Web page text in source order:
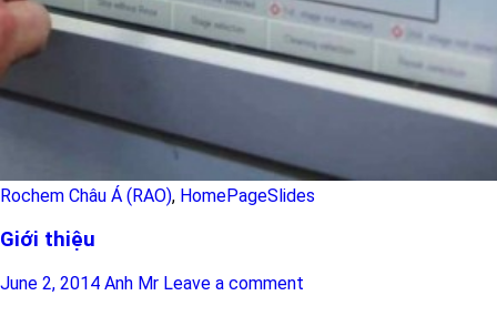
Rochem Châu Á (RAO), HomePageSlides
Giới thiệu
June 2, 2014 Anh Mr Leave a comment